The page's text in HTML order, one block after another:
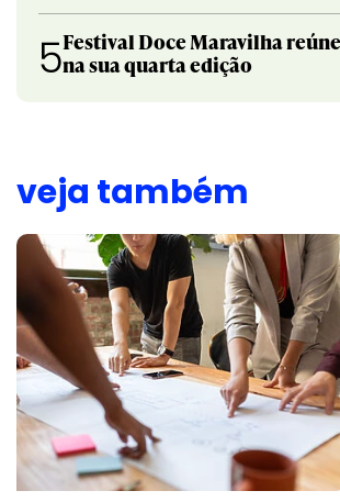
5Festival Doce Maravilha
na sua quarta edição
veja também